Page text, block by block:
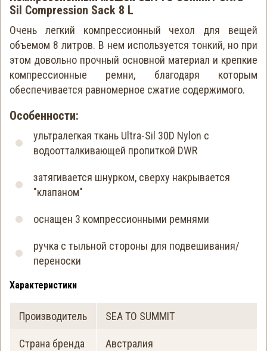
Sil Compression Sack 8 L
Очень легкий компрессионный чехол для вещей
объемом 8 литров. В нем используется тонкий, но при
этом довольно прочный основной материал и крепкие
компрессионные ремни, благодаря которым
обеспечивается равномерное сжатие содержимого.
Особенности:
ультралегкая ткань Ultra-Sil 30D Nylon с
водоотталкивающей пропиткой DWR
затягивается шнурком, сверху накрывается
"клапаном"
оснащен 3 компрессионными ремнями
ручка с тыльной стороны для подвешивания/
переноски
Характеристики
Производитель SEA TO SUMMIT
Страна бренда Австралия